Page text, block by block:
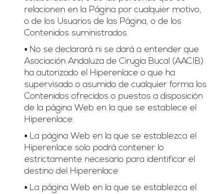
relacionen en la Página por cualquier motivo,
o de los Usuarios de las Página, o de los
Contenidos suministrados.
▪ No se declarará ni se dará a entender que
Asociación Andaluza de Cirugía Bucal (AACIB)
ha autorizado el Hiperenlace o que ha
supervisado o asumido de cualquier forma los
Contenidos ofrecidos o puestos a disposición
de la página Web en la que se establece el
Hiperenlace.
▪ La página Web en la que se establezca el
Hiperenlace solo podrá contener lo
estrictamente necesario para identificar el
destino del Hiperenlace.
▪ La página Web en la que se establezca el